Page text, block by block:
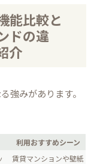
能比較と
ドの違
介
強みがあります。
利用おすすめシーン
賃貸マンションや壁紙